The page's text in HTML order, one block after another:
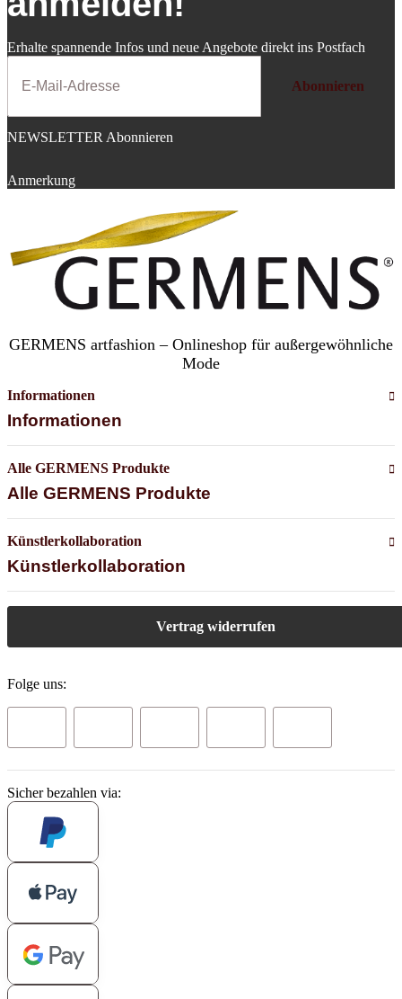
Erhalte spannende Infos und neue Angebote direkt ins Postfach
Abonnieren
NEWSLETTER Abonnieren
Anmerkung
GERMENS artfashion – Onlineshop für außergewöhnliche
Mode
Informationen
Informationen
Alle GERMENS Produkte
Alle GERMENS Produkte
Künstlerkollaboration
Künstlerkollaboration
Vertrag widerrufen
Folge uns:
Sicher bezahlen via: